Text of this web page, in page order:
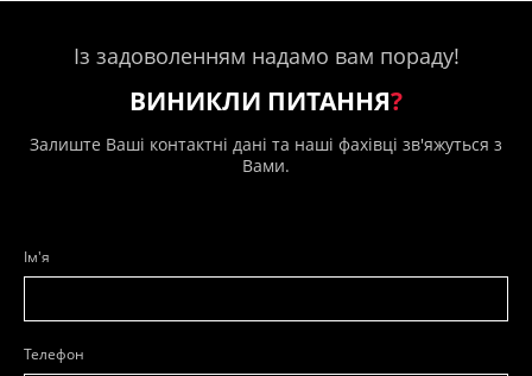
Із задоволенням надамо вам пораду!
ВИНИКЛИ ПИТАННЯ?
Залиште Ваші контактні дані та наші фахівці зв'яжуться з
Вами.
Ім'я
Телефон